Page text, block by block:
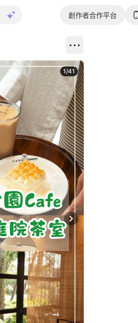
創作者合作平台
Next slide
1/41